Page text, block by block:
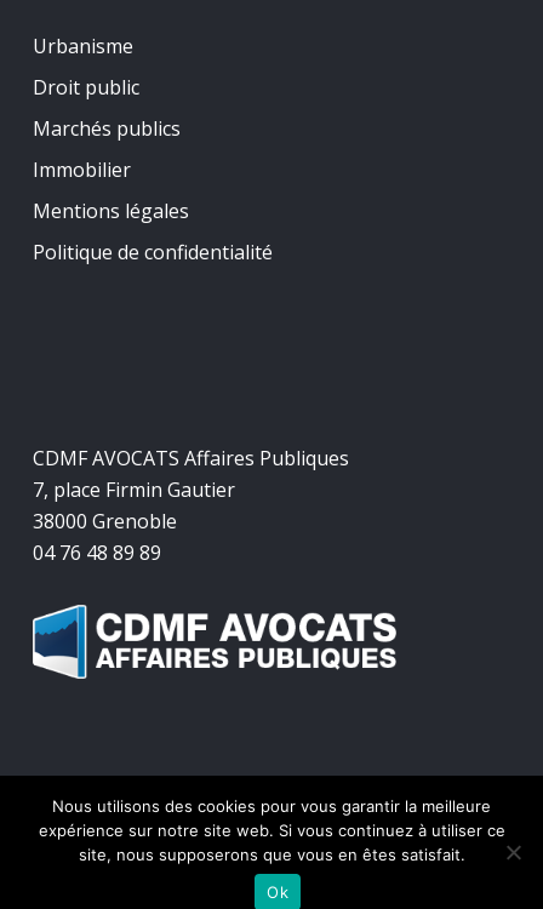
Urbanisme
Droit public
Marchés publics
Immobilier
Mentions légales
Politique de confidentialité
CDMF AVOCATS Affaires Publiques
7, place Firmin Gautier
38000 Grenoble
04 76 48 89 89
© 2026 CDMF Avocats Affaires Publiques.
Nous utilisons des cookies pour vous garantir la meilleure
expérience sur notre site web. Si vous continuez à utiliser ce
site, nous supposerons que vous en êtes satisfait.
Ok